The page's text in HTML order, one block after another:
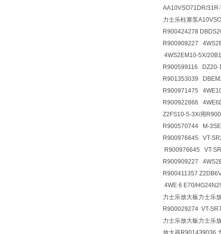
AA10VSO71DR/
力士乐柱塞泵
R900424278
R900909227
4WS2EM10-5X/
R900599116 DZ20-
R901353039
R900971475
R900922866
Z2FS10-5-3X/用
R900570744 M-
R900976645 VT-
R900976645 VT-
R900909227
R900411357
4WE 6 E70/
力士乐放大板力士乐
R900029274 VT-
力士乐放大板力士乐
放大器R901439036